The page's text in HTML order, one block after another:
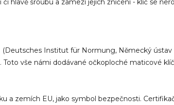
hlavě šroubu a zamezí jejich zničení - klíč se
Institut für Normung, Německý
vše námi dodávané očkoploché maticové
a zemích EU, jako symbol bezpečnosti.